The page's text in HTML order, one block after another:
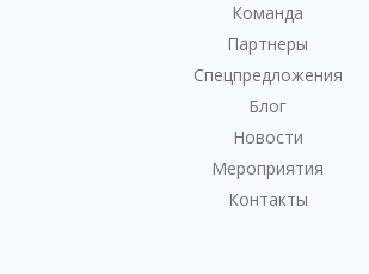
Команда
Партнеры
Спецпредложения
Блог
Новости
Мероприятия
Контакты